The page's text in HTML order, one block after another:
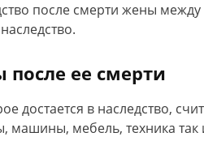
после смерти жены
после ее смерти
достается в наследство,
машины, мебель, техника